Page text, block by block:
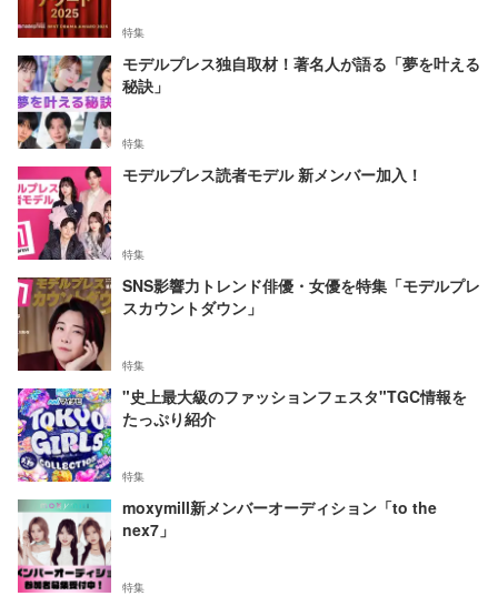
特集
モデルプレス独自取材！著名人が語る「夢を叶える
秘訣」
特集
モデルプレス読者モデル 新メンバー加入！
特集
SNS影響力トレンド俳優・女優を特集「モデルプレ
スカウントダウン」
特集
"史上最大級のファッションフェスタ"TGC情報を
たっぷり紹介
特集
moxymill新メンバーオーディション「to the
nex7」
特集